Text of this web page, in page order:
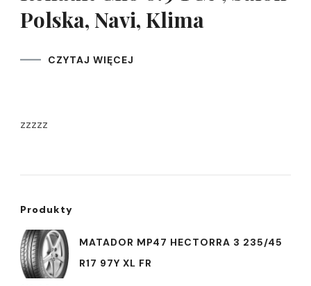
Polska, Navi, Klima
CZYTAJ WIĘCEJ
zzzzz
Produkty
MATADOR MP47 HECTORRA 3 235/45
R17 97Y XL FR